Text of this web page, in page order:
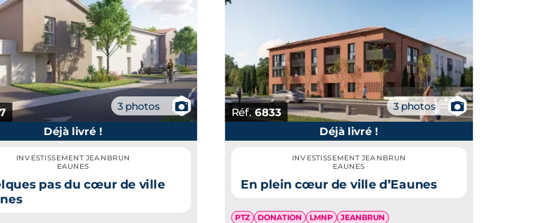
3 photos 📷
Déjà livré !
INVESTISSEMENT JEANBRUN
EAUNES
pas du cœur de ville
Réf.6833 3 photos 📷
Déjà livré !
INVESTISSEMENT JEANBRUN
EAUNES
En plein cœur de ville d’Eaunes
PTZ DONATION LMNP JEANBRUN